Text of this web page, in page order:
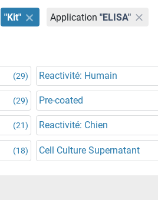
"Kit" Application "ELISA"
(29) Reactivité: Humain
(29) Pre-coated
(21) Reactivité: Chien
(18) Cell Culture Supernatant